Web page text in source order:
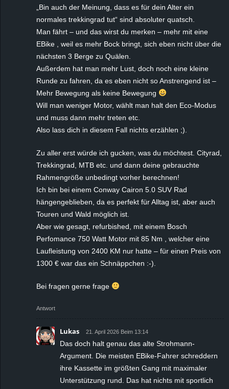
„Bin auch der Meinung, dass es für dein Alter ein
normales trekkingrad tut“ sind absoluter quatsch.
Man fährt – und das wirst du merken – mehr mit eine
EBike , weil es mehr Bock bringt, sich eben nicht über die
nächsten 3 Berge zu Quälen.
Außerdem hat man mehr Lust, doch noch eine kleine
Runde zu fahren, da es eben nicht so Anstrengend ist –
Mehr Bewegung als keine Bewegung
Will man weniger Motor, wählt man halt den Eco-Modus
und muss dann mehr treten etc.
Also lass dich in diesem Fall nichts erzählen ;).
Zu aller erst würde ich gucken, was du möchtest. Cityrad,
Trekkingrad, MTB etc. und dann deine gebrauchte
Rahmengröße unbedingt vorher berechnen!
Ich bin bei einem Conway Cairon 5.0 SUV Rad
hängengeblieben, da es perfekt für Alltag ist, aber auch
Touren und Wald möglich ist.
Aber wie gesagt, refurbished, mit einem Bosch
Perfomance 750 Watt Motor mit 85 Nm , welcher eine
Laufleistung von 2400 KM nur hatte – für einen Preis von
1300 € war das ein Schnäppchen :-).
Bei fragen gerne frage
Antwort
Lukas 21. April 2026 Beim 13:14
Das doch halt genau das alte Strohmann-
Argument. Die meisten EBike-Fahrer schreddern
ihre Kassette im größten Gang mit maximaler
Unterstützung rund. Das hat nichts mit sportlich